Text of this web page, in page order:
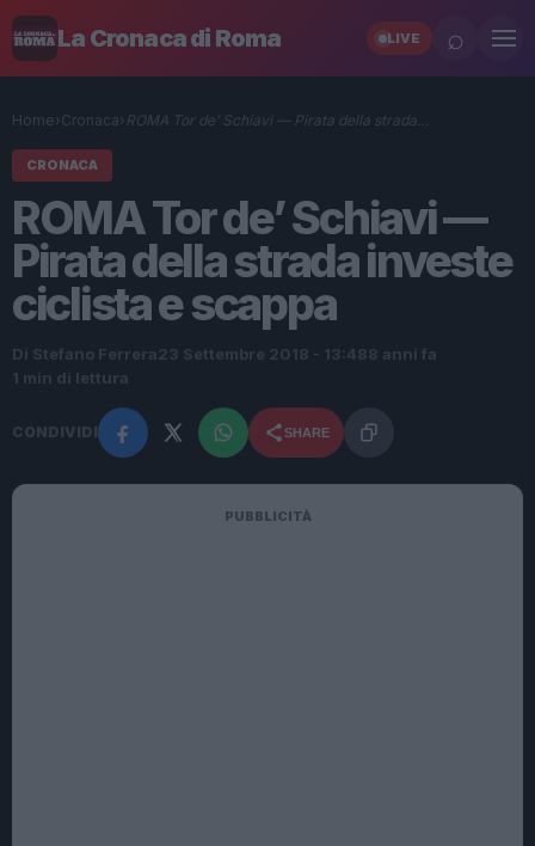
La Cronaca di Roma LIVE ⌕
Home› Cronaca› ROMA Tor de’ Schiavi — Pirata della strada…
CRONACA
ROMA Tor de’ Schiavi —
Pirata della strada investe
ciclista e scappa
Di Stefano Ferrera23 Settembre 2018 - 13:488 anni fa
1 min di lettura
CONDIVIDI SHARE
PUBBLICITÀ